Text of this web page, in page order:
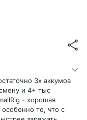
3х аккумов
и 4+ тыс
- хорошая
те, что с